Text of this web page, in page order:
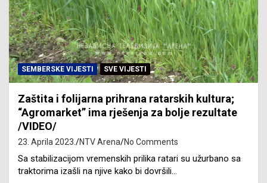
SEMBERSKE VIJESTI SVE VIJESTI
Zaštita i folijarna prihrana ratarskih kultura;
“Agromarket” ima rješenja za bolje rezultate
/VIDEO/
23. Aprila 2023. NTV Arena No Comments
Sa stabilizacijom vremenskih prilika ratari su užurbano sa
traktorima izašli na njive kako bi dovršili…